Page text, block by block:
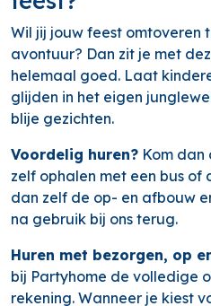
Wil jij jouw feest omtoveren
avontuur? Dan zit je met
helemaal goed. Laat
glijden in het eigen
blije gezichten.
Voordelig huren? Kom dan
zelf ophalen met een bus of
dan zelf de op- en afbouw
na gebruik bij ons terug.
Huren met bezorgen, op
bij Partyhome de volledige
rekening. Wanneer je kiest